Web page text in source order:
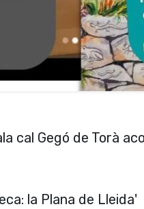
cal Gegó de Torà
la Plana de Lleida'